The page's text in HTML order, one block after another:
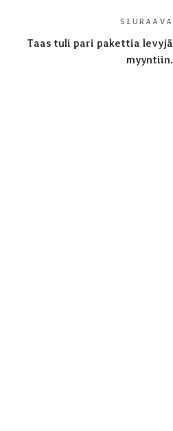
SEURAAVA
Taas tuli pari pakettia levyjä
myyntiin.